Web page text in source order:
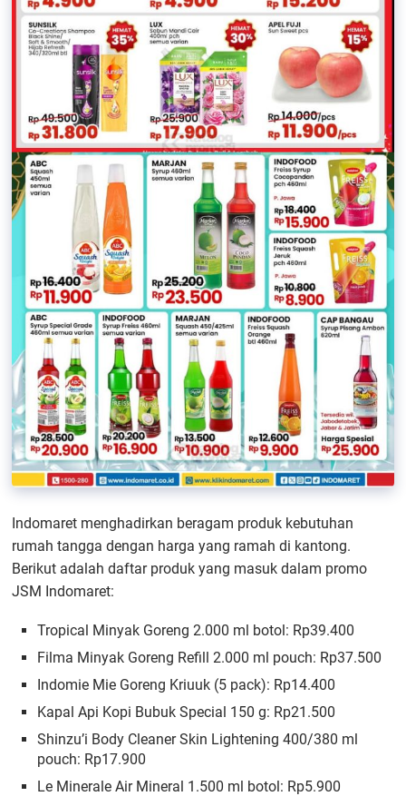
Indomaret menghadirkan beragam produk kebutuhan
rumah tangga dengan harga yang ramah di kantong.
Berikut adalah daftar produk yang masuk dalam promo
JSM Indomaret:
Tropical Minyak Goreng 2.000 ml botol: Rp39.400
Filma Minyak Goreng Refill 2.000 ml pouch: Rp37.500
Indomie Mie Goreng Kriuuk (5 pack): Rp14.400
Kapal Api Kopi Bubuk Special 150 g: Rp21.500
Shinzu’i Body Cleaner Skin Lightening 400/380 ml
pouch: Rp17.900
Le Minerale Air Mineral 1.500 ml botol: Rp5.900